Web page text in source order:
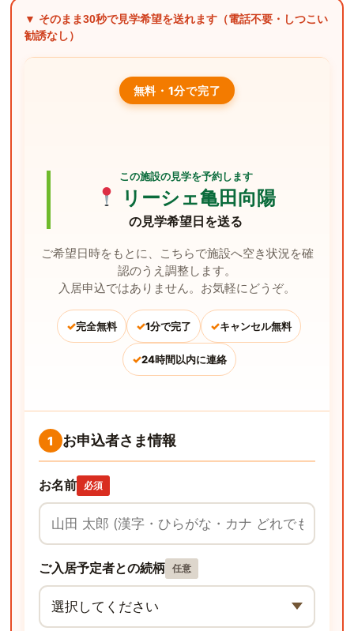
▼ そのまま30秒で見学希望を送れます（電話不要・しつこい
勧誘なし）
無料・1分で完了
この施設の見学を予約します
リーシェ亀田向陽
の見学希望日を送る
ご希望日時をもとに、こちらで施設へ空き状況を確
認のうえ調整します。
入居申込ではありません。お気軽にどうぞ。
✓完全無料 ✓1分で完了 ✓キャンセル無料
✓24時間以内に連絡
1 お申込者さま情報
お名前 必須
ご入居予定者との続柄 任意